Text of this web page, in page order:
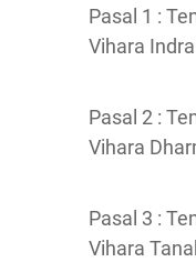
Pasal 1 :
Vihara
Pasal 2 :
Vihara
Pasal 3 :
Vihara